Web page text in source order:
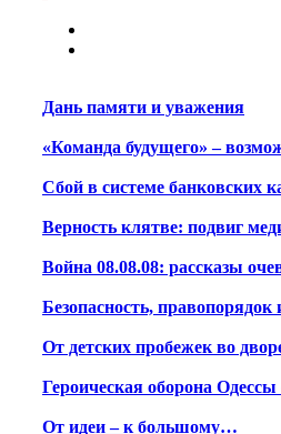
Дань памяти и уважения
«Команда будущего» –
Сбой в системе банковских
Верность клятве: подвиг
Война 08.08.08: рассказы
Безопасность,
От детских пробежек во
Героическая оборона
От идеи – к большому…